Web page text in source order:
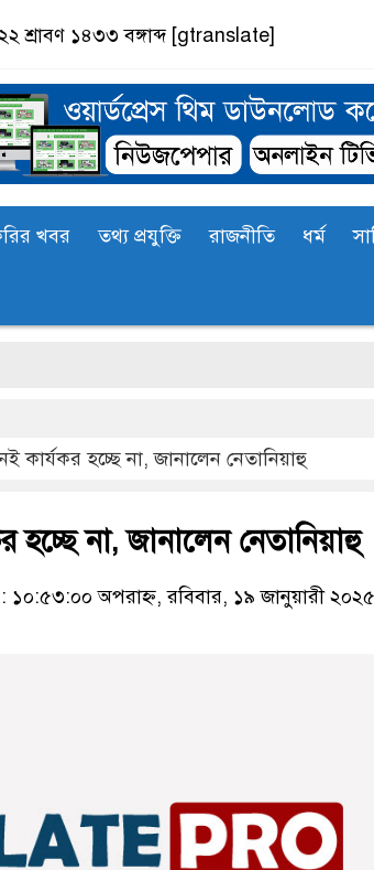
১৪৩৩ বঙ্গাব্দ [gtranslate]
খবর তথ্য প্রযুক্তি রাজনীতি ধর্ম
কার্যকর হচ্ছে না, জানালেন নেতানিয়াহু
হচ্ছে না, জানালেন নেতানিয়াহু
অপরাহ্ন, রবিবার, ১৯ জানুয়ারী ২০২৫